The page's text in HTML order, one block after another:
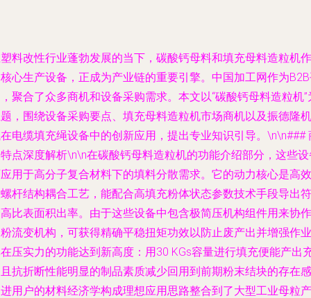
料改性行业蓬勃发展的当下，碳酸钙母料和填充母料造粒机作
心生产设备，正成为产业链的重要引擎。中国加工网作为
聚合了众多商机和设备采购需求。本文以“碳酸钙母料造粒机”
，围绕设备采购要点、填充母料造粒机市场商机以及振德隆机
电缆填充绳设备中的创新应用，提出专业知识引导。\n\n###
点深度解析\n\n在碳酸钙母料造粒机的功能介绍部分，这些
用于高分子复合材料下的填料分散需求。它的动力核心是高效
杆结构耦合工艺，能配合高填充粉体状态参数技术手段导出符
比表面积出率。由于这些设备中包含极简压机构组件用来协作
流变机构，可获得精确平稳扭矩功效以防止废产出并增强作业
压实力的功能达到新高度：用30 KGs容量进行填充便能产出
抗折断性能明显的制品素质减少回用到前期粉末结块的存在感
用户的材料经济学构成理想应用思路整合到了大型工业母粒产